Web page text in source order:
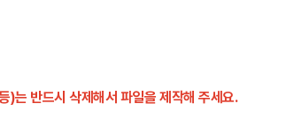
)는 반드시 삭제해서 파일을 제작해 주세요.